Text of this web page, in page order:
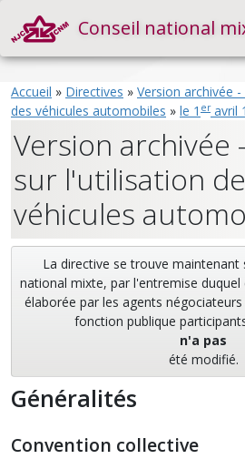
Conseil national
Accueil » Directives » Version archivée
des véhicules automobiles » le 1 eravril
Version archivée
sur l'utilisation
véhicules
La directive se trouve maintenant
national mixte, par l'entremise
élaborée par les agents
fonction publique
n'a pas
été modifié.
Généralités
Convention collective